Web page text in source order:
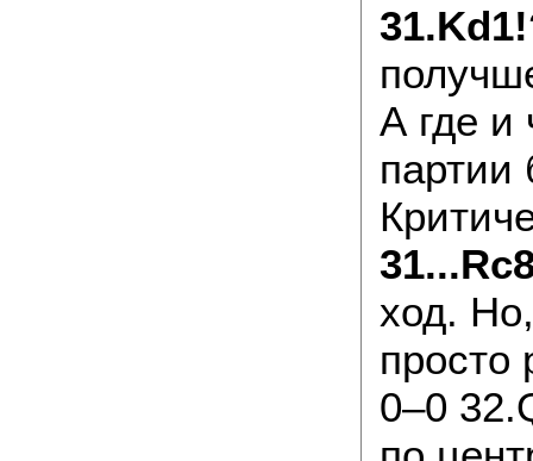
А где и
партии
ход.
просто
0–0